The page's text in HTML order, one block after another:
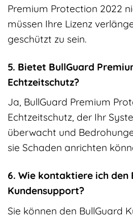
Premium Protection 2022
müssen Ihre Lizenz
geschützt zu sein.
5. Bietet BullGuard
Echtzeitschutz?
Ja, BullGuard Premium
Echtzeitschutz, der Ihr
überwacht und
sie Schaden anrichten
6. Wie kontaktiere ich den
Kundensupport?
Sie können den BullGuard